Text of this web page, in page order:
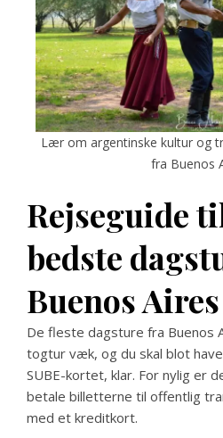
Lær om argentinske kultur og
fra Buenos
Rejseguide
bedste
Buenos Aires
De fleste dagsture fra Buenos
togtur væk, og du skal blot
SUBE-kortet, klar. For nylig er
betale billetterne til offentlig
med et kreditkort.